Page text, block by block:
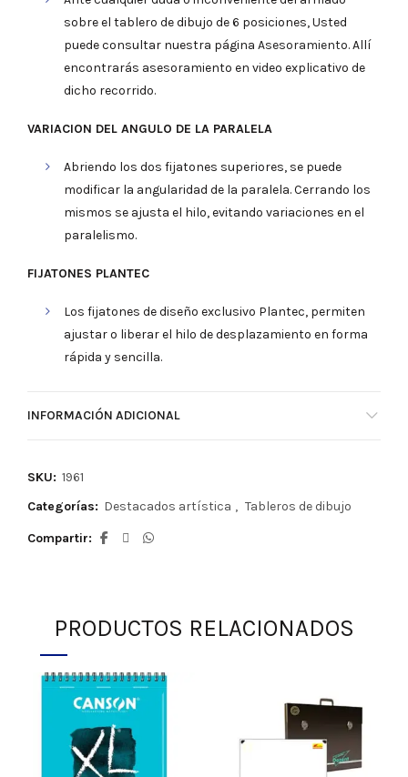
sobre el tablero de dibujo de 6 posiciones, Usted
puede consultar nuestra página Asesoramiento. Allí
encontrarás asesoramiento en video explicativo de
dicho recorrido.
VARIACION DEL ANGULO DE LA PARALELA
Abriendo los dos fijatones superiores, se puede
modificar la angularidad de la paralela. Cerrando los
mismos se ajusta el hilo, evitando variaciones en el
paralelismo.
FIJATONES PLANTEC
Los fijatones de diseño exclusivo Plantec, permiten
ajustar o liberar el hilo de desplazamiento en forma
rápida y sencilla.
INFORMACIÓN ADICIONAL
SKU: 1961
Categorías: Destacados artística , Tableros de dibujo
Compartir
PRODUCTOS RELACIONADOS